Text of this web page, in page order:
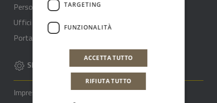
Personale
Uffici
Portale del dipendente
SERVIZI
Imprese e commercio
TARGETING
FUNZIONALITÀ
ACCETTA TUTTO
RIFIUTA TUTTO